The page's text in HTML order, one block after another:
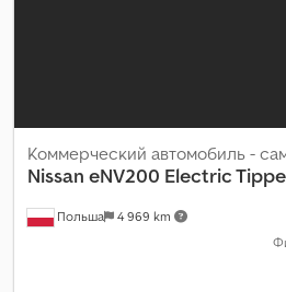
Польша 4 969 km
Коммерческий автомобиль -
Nissan eNV200 Electric